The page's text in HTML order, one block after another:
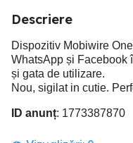
Descriere
Dispozitiv Mobiwire
WhatsApp și Facebook
și gata de utilizare.
Nou, sigilat in cutie.
ID anunț: 1773387870